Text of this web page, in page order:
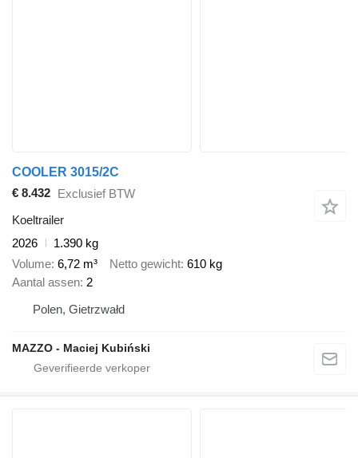
COOLER 3015/2C
€ 8.432 Exclusief BTW
Koeltrailer
2026
1.390 kg
Volume 6,72 m³ Netto gewicht 610 kg
Aantal assen 2
Polen, Gietrzwałd
MAZZO - Maciej Kubiński